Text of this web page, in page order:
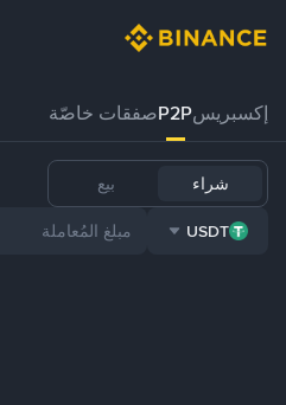
إكسبريسP2Pصفقات خاصّة
شراء بيع
USDT